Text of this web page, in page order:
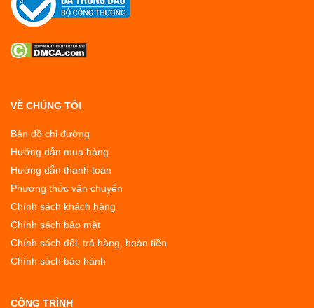
VỀ CHÚNG TÔI
Bản đồ chỉ đường
Hướng dẫn mua hàng
Hướng dẫn thanh toán
Phương thức vận chuyển
Chính sách khách hàng
Chính sách bảo mật
Chính sách đổi, trả hàng, hoàn tiền
Chính sách bảo hành
CÔNG TRÌNH